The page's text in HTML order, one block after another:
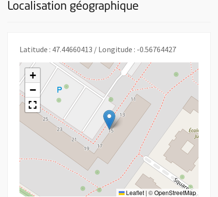
Localisation géographique
Latitude : 47.44660413 / Longitude : -0.56764427
+
−
Leaflet | ©OpenStreetMap